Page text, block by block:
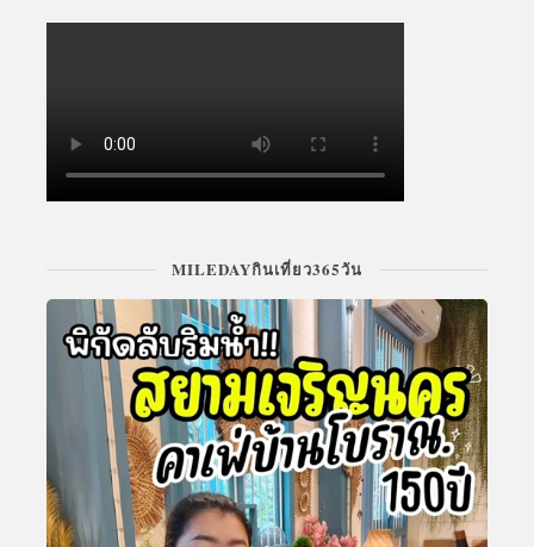
MILEDAYกินเที่ยว365วัน